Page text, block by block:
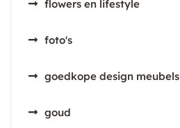
flowers en lifestyle
foto's
goedkope design meubels
goud